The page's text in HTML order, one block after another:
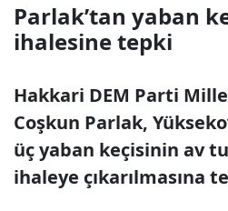
Parlak’tan yaban
ihalesine tepki
Hakkari DEM Parti
Coşkun Parlak,
üç yaban keçisinin av
ihaleye çıkarılmasına